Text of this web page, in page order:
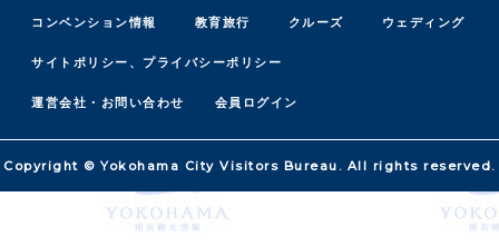
コンベンション情報 教育旅行 クルーズ ウェディング
サイトポリシー、プライバシーポリシー
運営会社・お問い合わせ 会員ログイン
Copyright © Yokohama City Visitors Bureau. All rights reserved.